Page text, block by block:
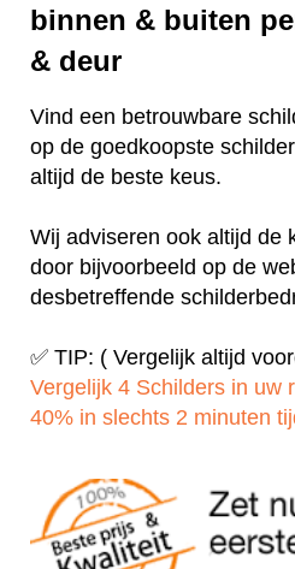
binnen & buiten
& deur
Vind een betrouwbare
op de goedkoopste
altijd de beste keus.
Wij adviseren ook altijd de
door bijvoorbeeld op de
desbetreffende
✅ TIP: ( Vergelijk altijd
Vergelijk 4 Schilders in uw
40% in slechts 2 minuten